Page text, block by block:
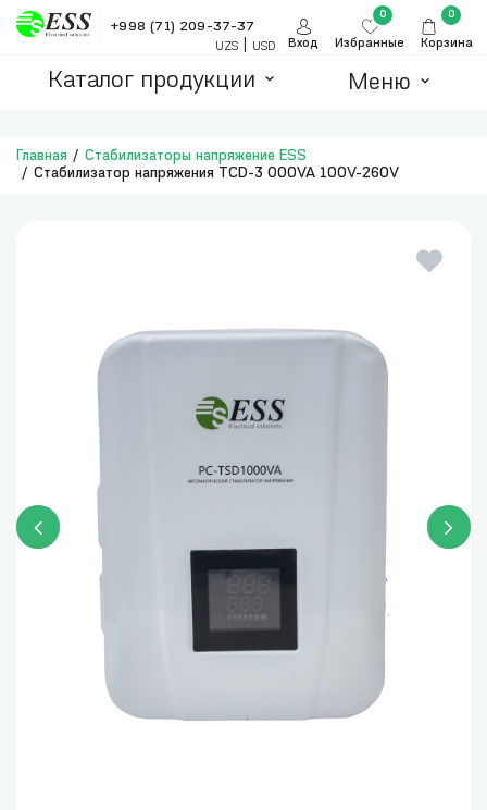
+998 (71) 209-37-37
UZS USD Вход Избранные
0
Корзина
0
Каталог продукции Меню
Главная
Стабилизаторы напряжение ESS
Стабилизатор напряжения TCD-3 000VA 100V-260V